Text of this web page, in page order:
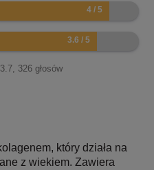
3.7, 326 głosów
który działa na
z wiekiem. Zawiera